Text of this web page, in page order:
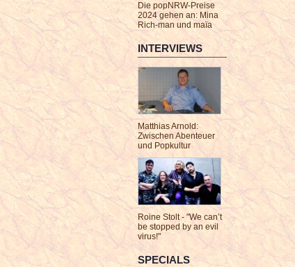
Die popNRW-Preise
2024 gehen an: Mina
Rich-man und maïa
INTERVIEWS
Matthias Arnold:
Zwischen Abenteuer
und Popkultur
Roine Stolt - "We can’t
be stopped by an evil
virus!"
SPECIALS